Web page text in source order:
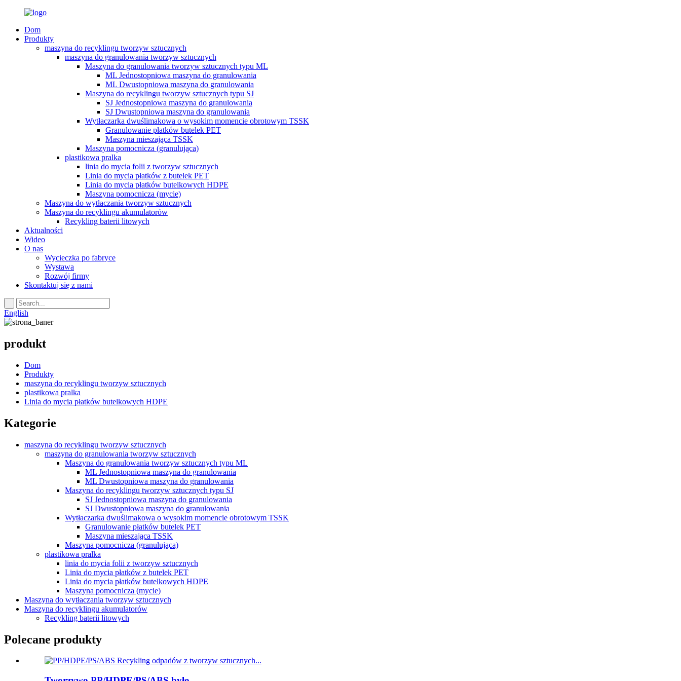
Dom
Produkty
maszyna do recyklingu tworzyw sztucznych
maszyna do granulowania tworzyw sztucznych
Maszyna do granulowania tworzyw sztucznych typu ML
ML Jednostopniowa maszyna do granulowania
ML Dwustopniowa maszyna do granulowania
Maszyna do recyklingu tworzyw sztucznych typu SJ
SJ Jednostopniowa maszyna do granulowania
SJ Dwustopniowa maszyna do granulowania
Wytłaczarka dwuślimakowa o wysokim momencie obrotowym TSSK
Granulowanie płatków butelek PET
Maszyna mieszająca TSSK
Maszyna pomocnicza (granulująca)
plastikowa pralka
linia do mycia folii z tworzyw sztucznych
Linia do mycia płatków z butelek PET
Linia do mycia płatków butelkowych HDPE
Maszyna pomocnicza (mycie)
Maszyna do wytłaczania tworzyw sztucznych
Maszyna do recyklingu akumulatorów
Recykling baterii litowych
Aktualności
Wideo
O nas
Wycieczka po fabryce
Wystawa
Rozwój firmy
Skontaktuj się z nami
English
produkt
Dom
Produkty
maszyna do recyklingu tworzyw sztucznych
plastikowa pralka
Linia do mycia płatków butelkowych HDPE
Kategorie
maszyna do recyklingu tworzyw sztucznych
maszyna do granulowania tworzyw sztucznych
Maszyna do granulowania tworzyw sztucznych typu ML
ML Jednostopniowa maszyna do granulowania
ML Dwustopniowa maszyna do granulowania
Maszyna do recyklingu tworzyw sztucznych typu SJ
SJ Jednostopniowa maszyna do granulowania
SJ Dwustopniowa maszyna do granulowania
Wytłaczarka dwuślimakowa o wysokim momencie obrotowym TSSK
Granulowanie płatków butelek PET
Maszyna mieszająca TSSK
Maszyna pomocnicza (granulująca)
plastikowa pralka
linia do mycia folii z tworzyw sztucznych
Linia do mycia płatków z butelek PET
Linia do mycia płatków butelkowych HDPE
Maszyna pomocnicza (mycie)
Maszyna do wytłaczania tworzyw sztucznych
Maszyna do recyklingu akumulatorów
Recykling baterii litowych
Polecane produkty